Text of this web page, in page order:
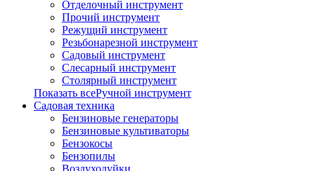
Отделочный инструмент
Прочий инструмент
Режущий инструмент
Резьбонарезной инструмент
Садовый инструмент
Слесарный инструмент
Столярный инструмент
Показать всеРучной инструмент
Садовая техника
Бензиновые генераторы
Бензиновые культиваторы
Бензокосы
Бензопилы
Воздуходуйки